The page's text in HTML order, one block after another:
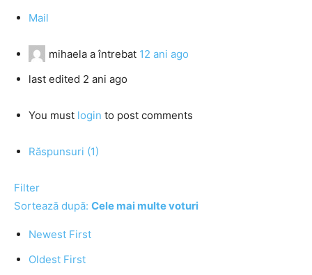
Mail
mihaela a întrebat 12 ani ago
last edited 2 ani ago
You must login to post comments
Răspunsuri (1)
Filter
Sortează după: Cele mai multe voturi
Newest First
Oldest First